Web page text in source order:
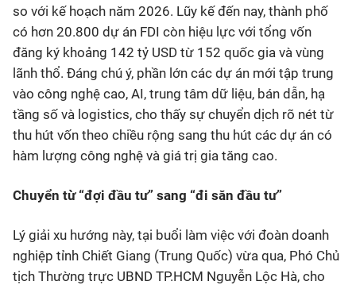
so với kế hoạch năm 2026. Lũy kế đến nay, thành phố
có hơn 20.800 dự án FDI còn hiệu lực với tổng vốn
đăng ký khoảng 142 tỷ USD từ 152 quốc gia và vùng
lãnh thổ. Đáng chú ý, phần lớn các dự án mới tập trung
vào công nghệ cao, AI, trung tâm dữ liệu, bán dẫn, hạ
tầng số và logistics, cho thấy sự chuyển dịch rõ nét từ
thu hút vốn theo chiều rộng sang thu hút các dự án có
hàm lượng công nghệ và giá trị gia tăng cao.
Chuyển từ “đợi đầu tư” sang “đi săn đầu tư”
Lý giải xu hướng này, tại buổi làm việc với đoàn doanh
nghiệp tỉnh Chiết Giang (Trung Quốc) vừa qua, Phó Chủ
tịch Thường trực UBND TP.HCM Nguyễn Lộc Hà, cho